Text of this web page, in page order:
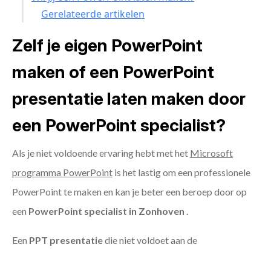
Gerelateerde artikelen
Zelf je eigen PowerPoint
maken of een PowerPoint
presentatie laten maken door
een PowerPoint specialist?
Als je niet voldoende ervaring hebt met het Microsoft
programma PowerPoint is het lastig om een professionele
PowerPoint te maken en kan je beter een beroep door op
een PowerPoint specialist in Zonhoven .
Een PPT presentatiedie niet voldoet aan de